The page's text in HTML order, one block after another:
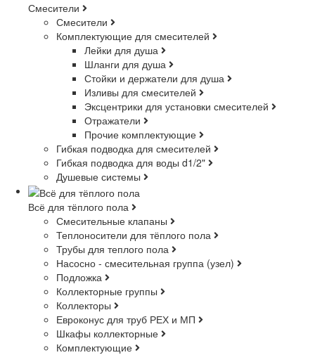
Смесители
Смесители
Комплектующие для смесителей
Лейки для душа
Шланги для душа
Стойки и держатели для душа
Изливы для смесителей
Эксцентрики для установки смесителей
Отражатели
Прочие комплектующие
Гибкая подводка для смесителей
Гибкая подводка для воды d1/2"
Душевые системы
Всё для тёплого пола
Смесительные клапаны
Теплоносители для тёплого пола
Трубы для теплого пола
Насосно - смесительная группа (узел)
Подложка
Коллекторные группы
Коллекторы
Евроконус для труб РЕХ и МП
Шкафы коллекторные
Комплектующие